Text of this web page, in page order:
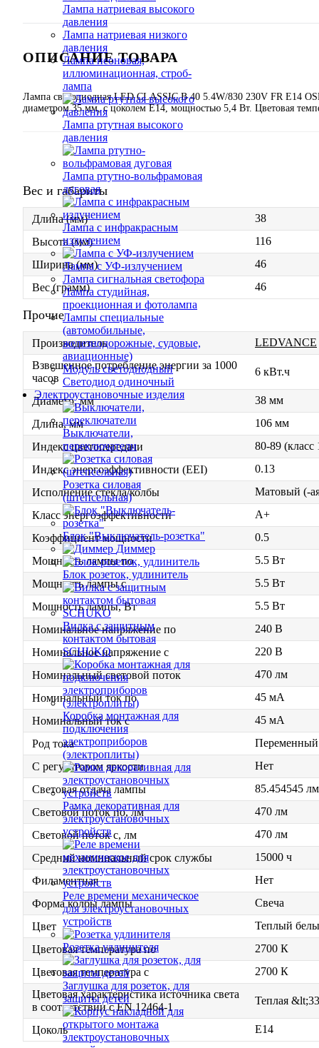
Лампа натриевая высокого
давления
Лампа натриевая низкого
давления
Лампа неоновая,
иллюминационная, строб-
лампа
Лампа ртутная высокого
давления
Лампа ртутно-вольфрамовая
дуговая
Лампа с инфракрасным
излучением
Лампа с УФ-излучением
Лампа сигнальная светофора
Лампа студийная,
проекционная и фотолампа
Лампы специальные
(автомобильные,
железнодорожные, судовые,
авиационные)
Модуль светодиодный
Светодиод одиночный
Электроустановочные изделия
Выключатели,
переключатели
Розетка силовая
(штепсельная)
Блок "Выключатель-розетка"
Диммер
Блок розеток, удлинитель
Вилка с защитным
контактом бытовая
SCHUKO
Коробка монтажная для
подключения
электроприборов
(электроплиты)
Рамка декоративная для
электроустановочных
устройств
Реле времени механическое
для электроустановочных
устройств
Розетка удлинителя
Заглушка для розеток, для
защиты детей
ОПИСАНИЕ ТОВАРА
Лампа светодиодная LED CLASSIC B 40 5.4W/830 230V FR E14
диаметром 35 мм, с цоколем Е14, мощностью 5,4 Вт. Цветовая
Вес и габариты
Длина (мм)
38
Высота (мм)
116
Ширина (мм)
46
Вес (грамм)
46
Прочие
Производитель
LEDVANCE
Взвешенное потребление энергии за 1000
часов
6 кВт.ч
Диаметр, мм
38 мм
Длина, мм
106 мм
Индекс цветопередачи
80-89 (класс
Индекс энергоэффективности (EEI)
0.13
Исполнение стекла/колбы
Матовый (-
Класс энергоэффективности
A+
Коэффициент мощности
0.5
Мощность лампы по
5.5 Вт
Мощность лампы с
5.5 Вт
Мощность лампы, Вт
5.5 Вт
Номинальное напряжение по
240 В
Номинальное напряжение с
220 В
Номинальный световой поток
470 лм
Номинальный ток по
45 мА
Номинальный ток с
45 мА
Род тока
С регулятором яркости
Нет
Световая отдача лампы
85.454545
Световой поток по, лм
470 лм
Световой поток с, лм
470 лм
Средний номинальный срок службы
15000 ч
Филаментная
Нет
Форма колбы лампы
Свеча
Цвет
Теплый
Цветовая температура по
2700 К
Цветовая температура с
2700 К
Цветовая характеристика источника света
в соответствии с EN 12464-1
Теплая
Цоколь E14